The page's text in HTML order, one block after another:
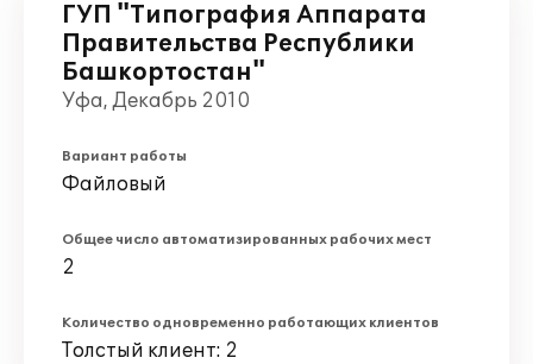
ГУП "Типография Аппарата
Правительства Республики
Башкортостан"
Уфа, Декабрь 2010
Вариант работы
Файловый
Общее число автоматизированных рабочих мест
2
Количество одновременно работающих клиентов
Толстый клиент: 2